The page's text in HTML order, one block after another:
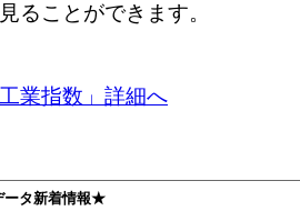
ることができます。
業指数」詳細へ
タ新着情報★